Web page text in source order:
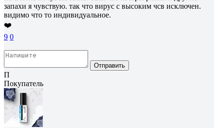
запахи я чувствую. так что вирус с высоким чсв исключен.
видимо что то индивидуальное.
❤️
9 0
Отправить
П
Покупатель